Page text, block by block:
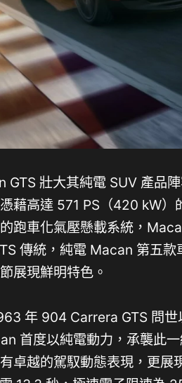
GTS 壯大其純電 SUV 產品
藉高達 571 PS（420 kW）
跑車化氣壓懸載系統，
傳統，純電 Macan 第五
展現鮮明特色。
年 904 Carrera GTS 問
首度以純電動力，承襲此
卓越的駕馭動態表現，更展